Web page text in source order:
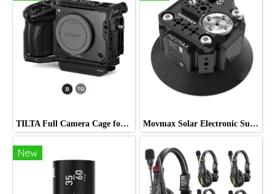
TILTA Full Camera Cage for Sony FX5 Movmax Solar Electronic Suction Cup Multi-Interface Expansion Edition
New